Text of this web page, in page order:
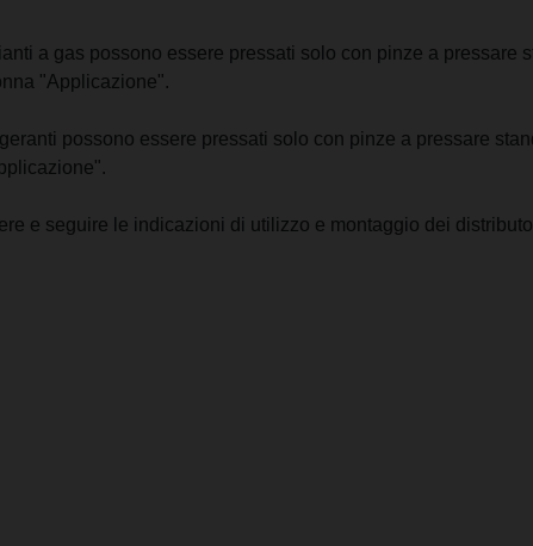
a gas possono essere pressati solo con pinze a pressare
"Applicazione".
possono essere pressati solo con pinze a pressare
e seguire le indicazioni di utilizzo e montaggio dei